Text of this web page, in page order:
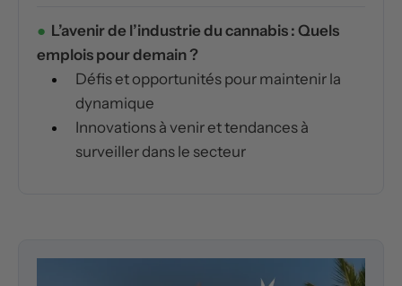
L’avenir de l’industrie du cannabis : Quels
emplois pour demain ?
Défis et opportunités pour maintenir la
dynamique
Innovations à venir et tendances à
surveiller dans le secteur